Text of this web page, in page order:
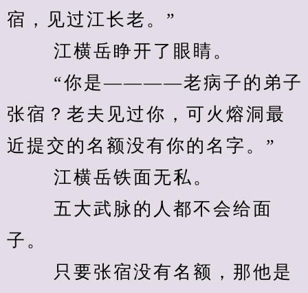
宿，见过江长老。”
江横岳睁开了眼睛。
“你是————老病子的弟子
张宿？老夫见过你，可火熔洞最
近提交的名额没有你的名字。”
江横岳铁面无私。
五大武脉的人都不会给面
子。
只要张宿没有名额，那他是